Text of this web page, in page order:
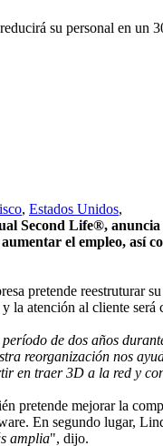
su personal en un
, Estados Unidos,
Second Life®, anuncia
el empleo, así
pretende reestruturar
la atención al cliente
de dos años
reorganización nos
en traer 3D a la red y
pretende mejorar la
En segundo lugar,
amplia", dijo.